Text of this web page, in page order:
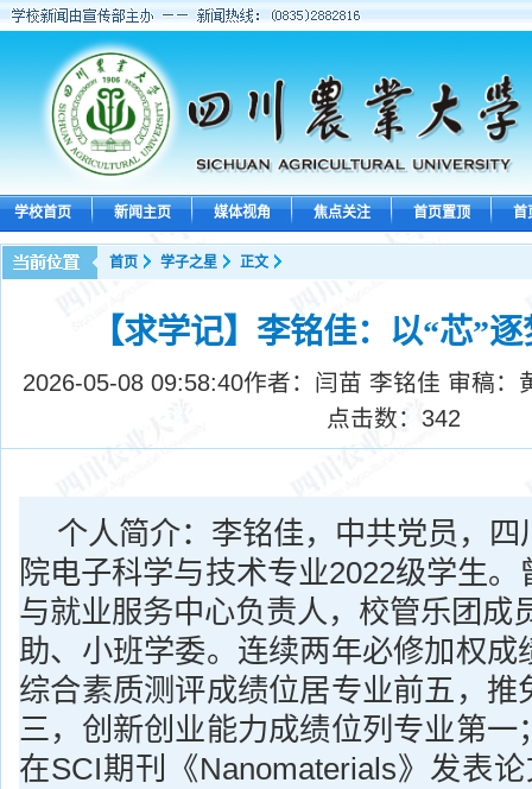
学校首页 新闻主页 媒体视角 焦点关注 首页置顶 首
首页 学子之星 正文
【求学记】李铭佳：以“芯”
2026-05-08 09:58:40作者：闫苗 李铭佳 审稿：
点击数： 342
个人简介：李铭佳，中共党员，
院电子科学与技术专业2022级学生
与就业服务中心负责人，校管乐团成
助、小班学委。连续两年必修加权成
综合素质测评成绩位居专业前五，推
三，创新创业能力成绩位列专业第一
在SCI期刊《Nanomaterials》发表